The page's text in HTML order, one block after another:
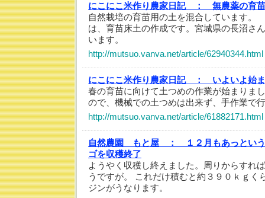
にこにこ米作り農家日記 ：
無農薬の育
自然栽培の育苗用の土を混合しています
は、育苗床土の作成です。宮城県の長沼さ
います。
http://mutsuo.vanva.net/article/62940344.html
にこにこ米作り農家日記 ：
いよいよ始
春の育苗に向けて土つめの作業が始まりま
ので、機械での土つめは出来ず、手作業で
http://mutsuo.vanva.net/article/61882171.html
自然農園 もと屋 ：
１２月もあっとい
ゴを収穫終了
ようやく収穫し終えました。周りからすれ
うですが。 これだけ積むと約３９０ｋｇく
ジンがうなります。